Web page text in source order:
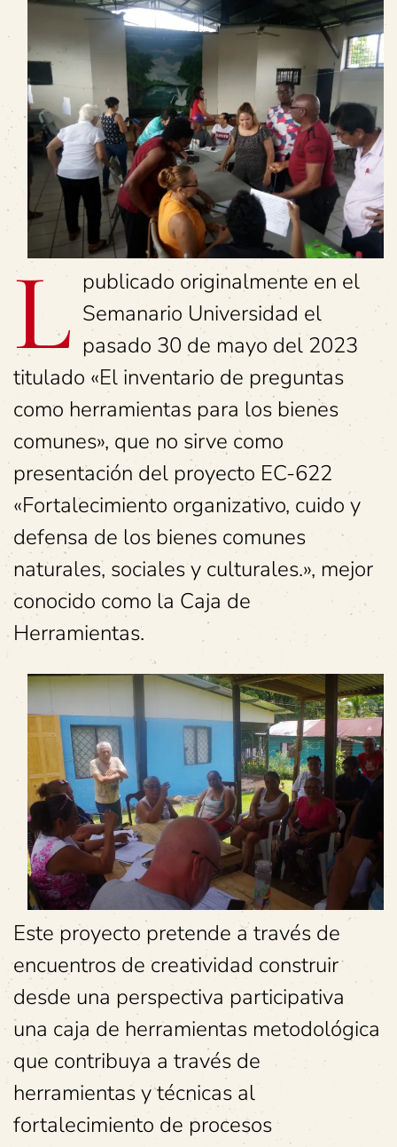
L publicado originalmente en el
Semanario Universidad el
pasado 30 de mayo del 2023
titulado «El inventario de preguntas
como herramientas para los bienes
comunes», que no sirve como
presentación del proyecto EC-622
«Fortalecimiento organizativo, cuido y
defensa de los bienes comunes
naturales, sociales y culturales.», mejor
conocido como la Caja de
Herramientas.
Este proyecto pretende a través de
encuentros de creatividad construir
desde una perspectiva participativa
una caja de herramientas metodológica
que contribuya a través de
herramientas y técnicas al
fortalecimiento de procesos